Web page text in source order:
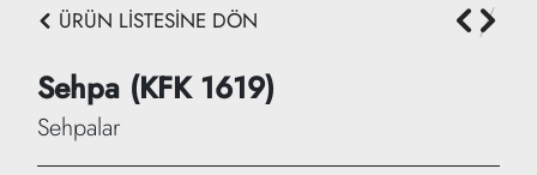
ÜRÜN LİSTESİNE DÖN
Sehpa (KFK 1619)
Sehpalar